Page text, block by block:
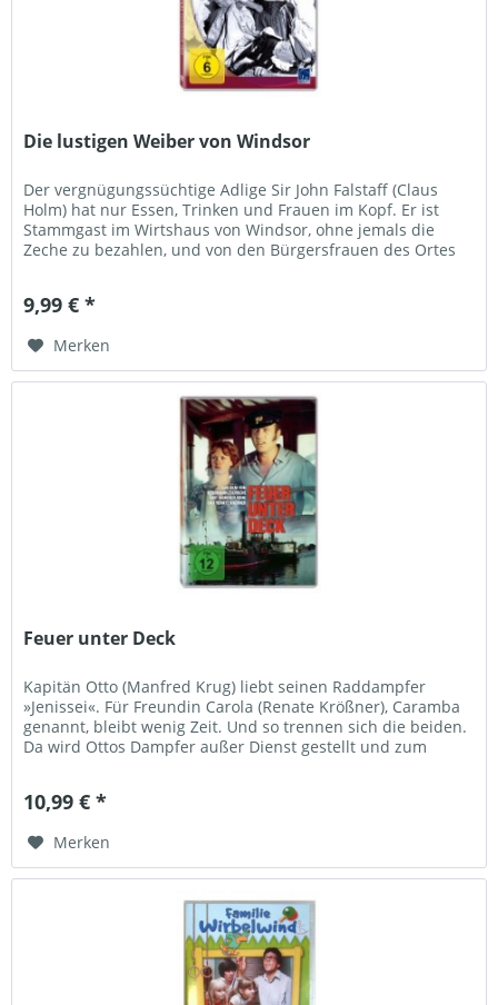
Die lustigen Weiber von Windsor
Der vergnügungssüchtige Adlige Sir John Falstaff (Claus
Holm) hat nur Essen, Trinken und Frauen im Kopf. Er ist
Stammgast im Wirtshaus von Windsor, ohne jemals die
Zeche zu bezahlen, und von den Bürgersfrauen des Ortes
9,99 € *
Merken
Feuer unter Deck
Kapitän Otto (Manfred Krug) liebt seinen Raddampfer
»Jenissei«. Für Freundin Carola (Renate Krößner), Caramba
genannt, bleibt wenig Zeit. Und so trennen sich die beiden.
Da wird Ottos Dampfer außer Dienst gestellt und zum
10,99 € *
Merken